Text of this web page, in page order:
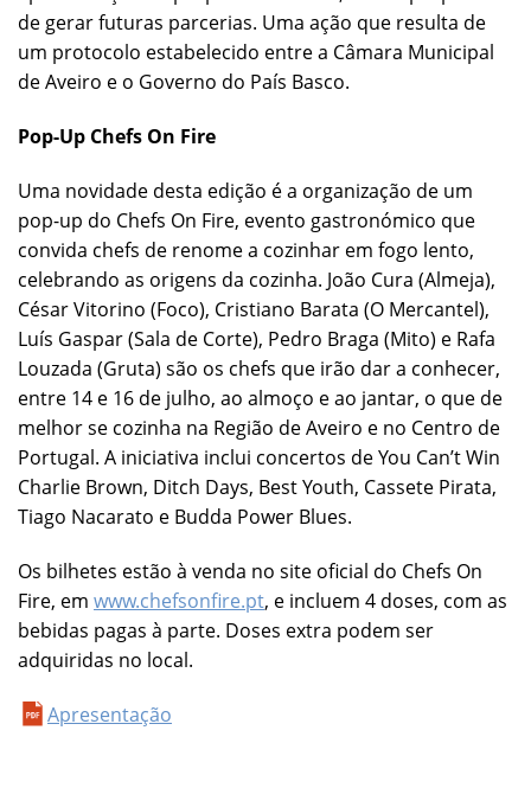
de gerar futuras parcerias. Uma ação que resulta de
um protocolo estabelecido entre a Câmara Municipal
de Aveiro e o Governo do País Basco.
Pop-Up Chefs On Fire
Uma novidade desta edição é a organização de um
pop-up do Chefs On Fire, evento gastronómico que
convida chefs de renome a cozinhar em fogo lento,
celebrando as origens da cozinha. João Cura (Almeja),
César Vitorino (Foco), Cristiano Barata (O Mercantel),
Luís Gaspar (Sala de Corte), Pedro Braga (Mito) e Rafa
Louzada (Gruta) são os chefs que irão dar a conhecer,
entre 14 e 16 de julho, ao almoço e ao jantar, o que de
melhor se cozinha na Região de Aveiro e no Centro de
Portugal. A iniciativa inclui concertos de You Can’t Win
Charlie Brown, Ditch Days, Best Youth, Cassete Pirata,
Tiago Nacarato e Budda Power Blues.
Os bilhetes estão à venda no site oficial do Chefs On
Fire, em www.chefsonfire.pt, e incluem 4 doses, com as
bebidas pagas à parte. Doses extra podem ser
adquiridas no local.
Apresentação